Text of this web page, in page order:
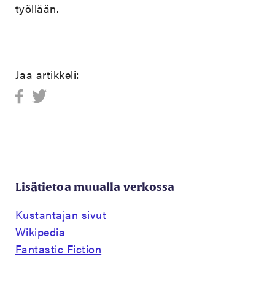
työllään.
Jaa artikkeli:
Lisätietoa muualla verkossa
Kustantajan sivut
Wikipedia
Fantastic Fiction